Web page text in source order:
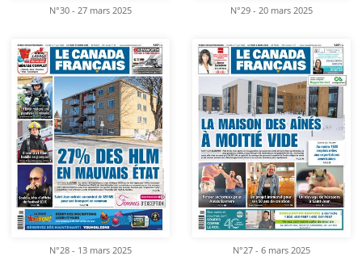
N°30 - 27 mars 2025 N°29 - 20 mars 2025
N°28 - 13 mars 2025 N°27 - 6 mars 2025